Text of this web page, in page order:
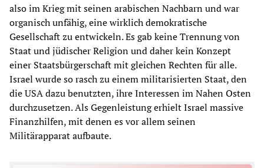
also im Krieg mit seinen arabischen Nachbarn und war
organisch unfähig, eine wirklich demokratische
Gesellschaft zu entwickeln. Es gab keine Trennung von
Staat und jüdischer Religion und daher kein Konzept
einer Staatsbürgerschaft mit gleichen Rechten für alle.
Israel wurde so rasch zu einem militarisierten Staat, den
die USA dazu benutzten, ihre Interessen im Nahen Osten
durchzusetzen. Als Gegenleistung erhielt Israel massive
Finanzhilfen, mit denen es vor allem seinen
Militärapparat aufbaute.